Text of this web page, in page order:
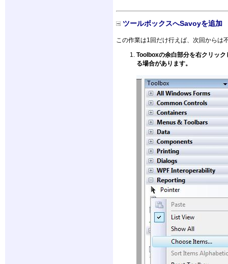
ツールボックスへSavoyを追加
この作業は1回だけ行えば、次回からは
Toolboxの余白部分を右クリッ
る場合があります。